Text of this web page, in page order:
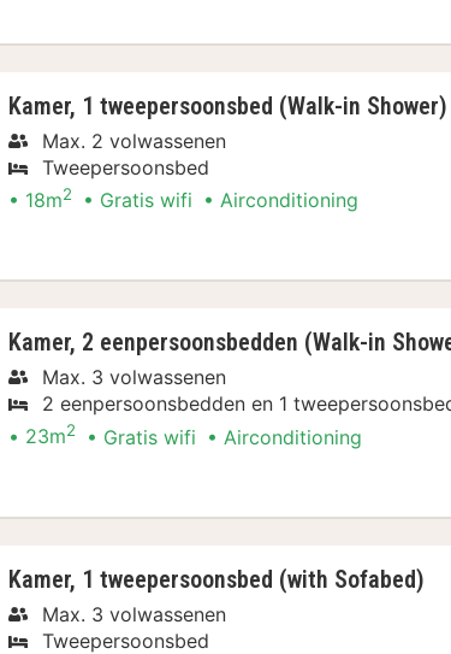
Kamer, 1 tweepersoonsbed (Walk-in Shower)
Max. 2 volwassenen
Tweepersoonsbed
18m2 Gratis wifi Airconditioning
Kamer, 2 eenpersoonsbedden (Walk-in
Max. 3 volwassenen
2 eenpersoonsbedden en 1
23m2 Gratis wifi Airconditioning
Kamer, 1 tweepersoonsbed (with Sofabed)
Max. 3 volwassenen
Tweepersoonsbed